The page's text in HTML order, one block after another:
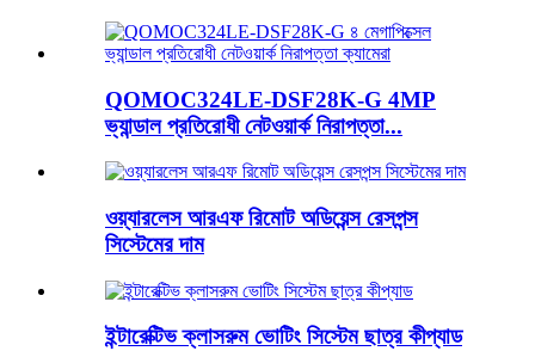
QOMOC324LE-DSF28K-G 4MP
ভ্যান্ডাল প্রতিরোধী নেটওয়ার্ক নিরাপত্তা...
ওয়্যারলেস আরএফ রিমোট অডিয়েন্স রেসপন্স
সিস্টেমের দাম
ইন্টারেক্টিভ ক্লাসরুম ভোটিং সিস্টেম ছাত্র কীপ্যাড